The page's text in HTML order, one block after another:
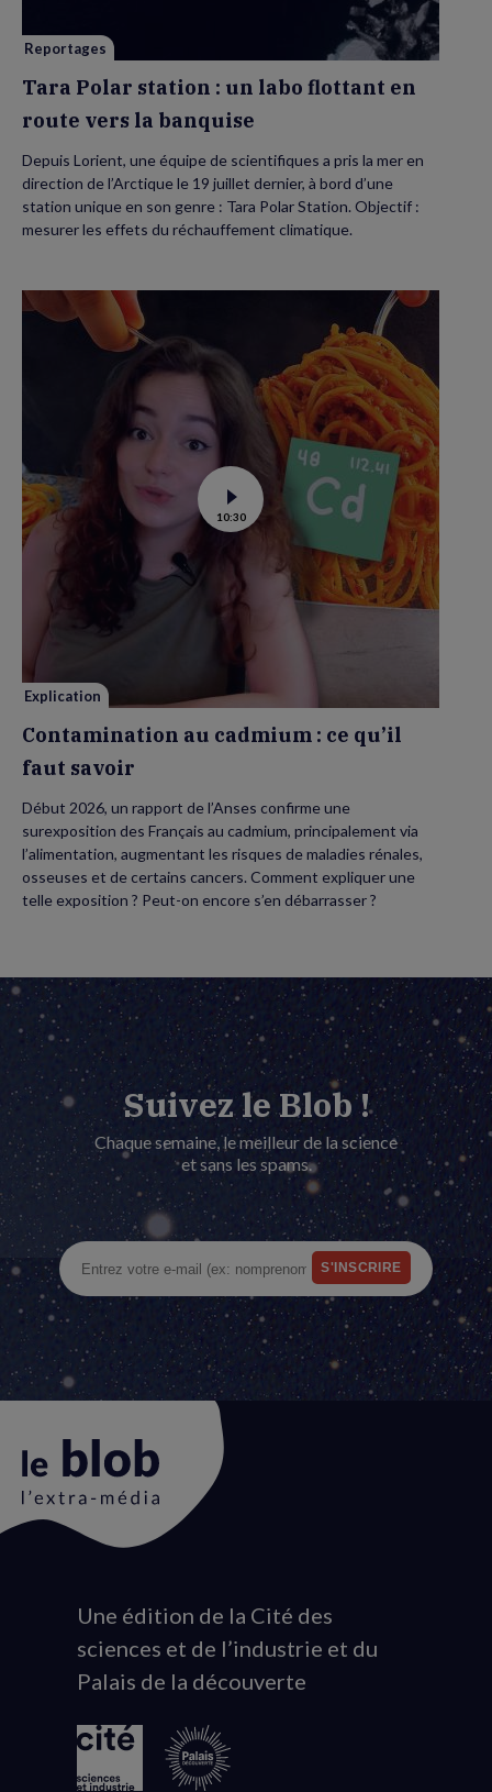
la
Reportages
Tara Polar station : un labo flottant en
route vers la banquise
Depuis Lorient, une équipe de scientifiques a pris la mer en
direction de l’Arctique le 19 juillet dernier, à bord d’une
station unique en son genre : Tara Polar Station. Objectif :
mesurer les effets du réchauffement climatique.
Voir
la
vidéo
Contamination
au
cadmium :
ce
savoir
10:30
Explication
Contamination au cadmium : ce qu’il
faut savoir
Début 2026, un rapport de l’Anses confirme une
surexposition des Français au cadmium, principalement via
l’alimentation, augmentant les risques de maladies rénales,
osseuses et de certains cancers. Comment expliquer une
telle exposition ? Peut-on encore s’en débarrasser ?
Suivez le Blob !
Chaque semaine, le meilleur de la science
et sans les spams.
Animation
du
logo
Une édition de la Cité des
sciences et de l’industrie et du
Palais de la découverte